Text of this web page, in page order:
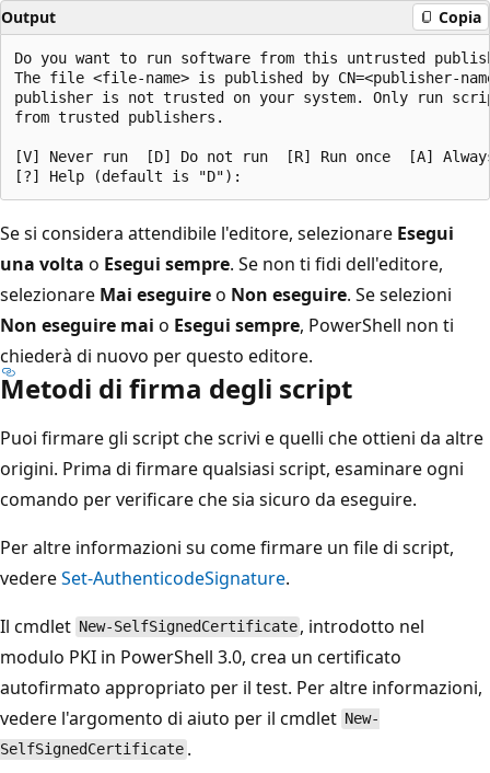
Output Copia
Do you want to run software from this untrusted
The file <file-name> is published by CN=<publisher-
publisher is not trusted on your system. Only run
from trusted publishers.
[V] Never run  [D] Do not run  [R] Run once  [A]
Se si considera attendibile l'editore, selezionare Esegui
una volta o Esegui sempre. Se non ti fidi dell'editore,
selezionare Mai eseguireo Non eseguire. Se selezioni
Non eseguire mai o Esegui sempre, PowerShell non ti
chiederà di nuovo per questo editore.
Metodi di firma degli script
Puoi firmare gli script che scrivi e quelli che ottieni da altre
origini. Prima di firmare qualsiasi script, esaminare ogni
comando per verificare che sia sicuro da eseguire.
Per altre informazioni su come firmare un file di script,
vedereSet-AuthenticodeSignature.
Il cmdlet New-SelfSignedCertificate , introdotto nel
modulo PKI in PowerShell 3.0, crea un certificato
autofirmato appropriato per il test. Per altre informazioni,
vedere l'argomento di aiuto per il cmdlet New-
SelfSignedCertificate .